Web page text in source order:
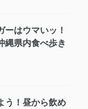
ーはウマいッ！
縄県内食べ歩き
う！昼から飲め